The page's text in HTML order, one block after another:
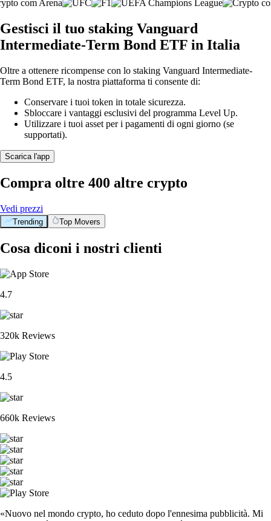
Gestisci il tuo staking Vanguard
Intermediate-Term Bond ETF in Italia
Oltre a ottenere ricompense con lo staking Vanguard Intermediate-
Term Bond ETF, la nostra piattaforma ti consente di:
Conservare i tuoi token in totale sicurezza.
Sbloccare i vantaggi esclusivi del programma Level Up.
Utilizzare i tuoi asset per i pagamenti di ogni giorno (se
supportati).
Scarica l'app
Compra oltre 400 altre crypto
Vedi prezzi
Trending Top Movers
Cosa diconi i nostri clienti
4.7
320k Reviews
4.5
660k Reviews
«Nuovo nel mondo crypto, ho ceduto dopo l'ennesima pubblicità. Mi